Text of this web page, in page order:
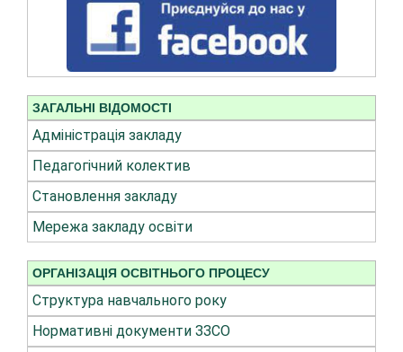
ЗАГАЛЬНІ ВІДОМОСТІ
Адміністрація закладу
Педагогічний колектив
Становлення закладу
Мережа закладу освіти
ОРГАНІЗАЦІЯ ОСВІТНЬОГО ПРОЦЕСУ
Структура навчального року
Нормативні документи ЗЗСО